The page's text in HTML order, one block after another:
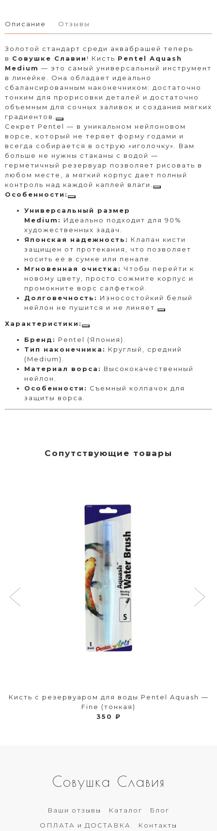
Описание Отзывы
Золотой стандарт среди аквабрашей теперь
в Совушке Славии ! Кисть Pentel Aquash
Medium — это самый универсальный инструмент
в линейке. Она обладает идеально
сбалансированным наконечником: достаточно
тонким для прорисовки деталей и достаточно
объемным для сочных заливок и создания мягких
градиентов.
Секрет Pentel — в уникальном нейлоновом
ворсе, который не теряет форму годами и
всегда собирается в острую «иголочку». Вам
больше не нужны стаканы с водой —
герметичный резервуар позволяет рисовать в
любом месте, а мягкий корпус дает полный
контроль над каждой каплей влаги.
Особенности:
Универсальный размер
Medium: Идеально подходит для 90%
художественных задач.
Японская надежность: Клапан кисти
защищен от протекания, что позволяет
носить её в сумке или пенале.
Мгновенная очистка: Чтобы перейти к
новому цвету, просто сожмите корпус и
промокните ворс салфеткой.
Долговечность: Износостойкий белый
нейлон не пушится и не линяет.
Характеристики:
Бренд: Pentel (Япония).
Тип наконечника: Круглый, средний
(Medium).
Материал ворса: Высококачественный
нейлон.
Особенности: Съемный колпачок для
защиты ворса.
Сопутствующие товары
Кисть с резервуаром для воды Pentel Aquash —
Fine (тонкая)
350 ₽
Совушка Славия
Ваши отзывы Каталог
Блог
ОПЛАТА и ДОСТАВКА
Контакты